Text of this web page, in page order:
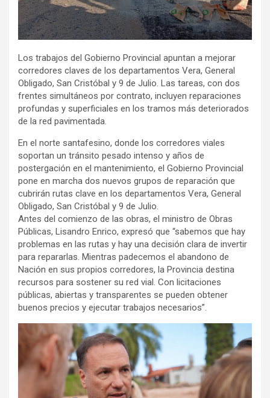
Los trabajos del Gobierno Provincial apuntan a mejorar
corredores claves de los departamentos Vera, General
Obligado, San Cristóbal y 9 de Julio. Las tareas, con dos
frentes simultáneos por contrato, incluyen reparaciones
profundas y superficiales en los tramos más deteriorados
de la red pavimentada.
En el norte santafesino, donde los corredores viales
soportan un tránsito pesado intenso y años de
postergación en el mantenimiento, el Gobierno Provincial
pone en marcha dos nuevos grupos de reparación que
cubrirán rutas clave en los departamentos Vera, General
Obligado, San Cristóbal y 9 de Julio.
Antes del comienzo de las obras, el ministro de Obras
Públicas, Lisandro Enrico, expresó que “sabemos que hay
problemas en las rutas y hay una decisión clara de invertir
para repararlas. Mientras padecemos el abandono de
Nación en sus propios corredores, la Provincia destina
recursos para sostener su red vial. Con licitaciones
públicas, abiertas y transparentes se pueden obtener
buenos precios y ejecutar trabajos necesarios”.